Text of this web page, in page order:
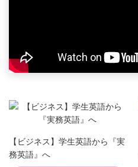
【ビジネス】学生英語から『実
務英語』へ